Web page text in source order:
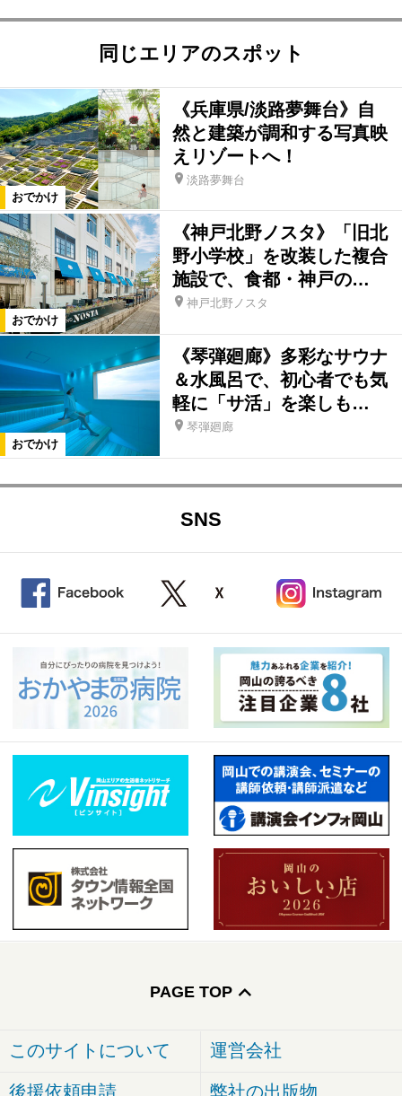
同じエリアのスポット
おでかけ
《兵庫県/淡路夢舞台》自
然と建築が調和する写真映
えリゾートへ！
淡路夢舞台
おでかけ
《神戸北野ノスタ》「旧北
野小学校」を改装した複合
施設で、食都・神戸の…
神戸北野ノスタ
おでかけ
《琴弾廻廊》多彩なサウナ
＆水風呂で、初心者でも気
軽に「サ活」を楽しも…
琴弾廻廊
SNS
PAGE TOP
このサイトについて 運営会社
後援依頼申請 弊社の出版物